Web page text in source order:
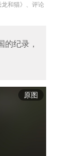
和猫》、评论
纪录，
原图